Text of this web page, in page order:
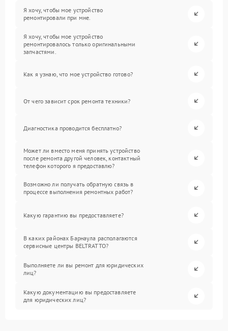
Я хочу, чтобы мое устройство
ремонтировали при мне.
Я хочу, чтобы мое устройство
ремонтировалось только оригинальными
запчастями.
Как я узнаю, что мое устройство готово?
От чего зависит срок ремонта техники?
Диагностика проводится бесплатно?
Может ли вместо меня принять устройство
после ремонта другой человек, контактный
телефон которого я предоставлю?
Возможно ли получать обратную связь в
процессе выполнения ремонтных работ?
Какую гарантию вы предоставляете?
В каких районах Барнаула располагаются
сервисные центры BELTRATTO?
Выполняете ли вы ремонт для юридических
лиц?
Какую документацию вы предоставляете
для юридических лиц?